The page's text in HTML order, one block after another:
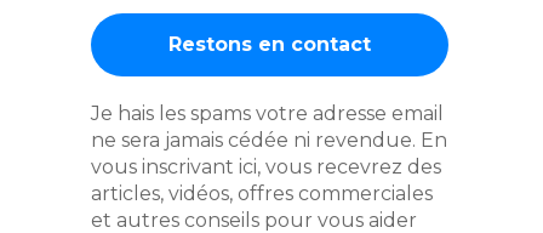
Je hais les spams votre adresse email
ne sera jamais cédée ni revendue. En
vous inscrivant ici, vous recevrez des
articles, vidéos, offres commerciales
et autres conseils pour vous aider